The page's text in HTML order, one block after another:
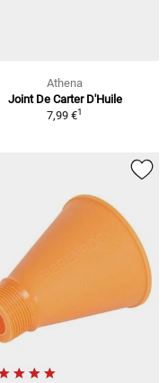
Athena
Joint De Carter D'Huile
7,99 €1